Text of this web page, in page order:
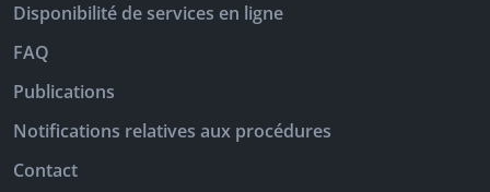
Disponibilité de services en ligne
FAQ
Publications
Notifications relatives aux procédures
Contact